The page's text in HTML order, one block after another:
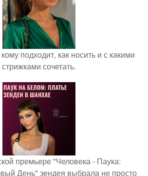
подходит, как носить и с какими
стрижками сочетать.
премьере "Человека - Паука:
День" зендея выбрала не просто